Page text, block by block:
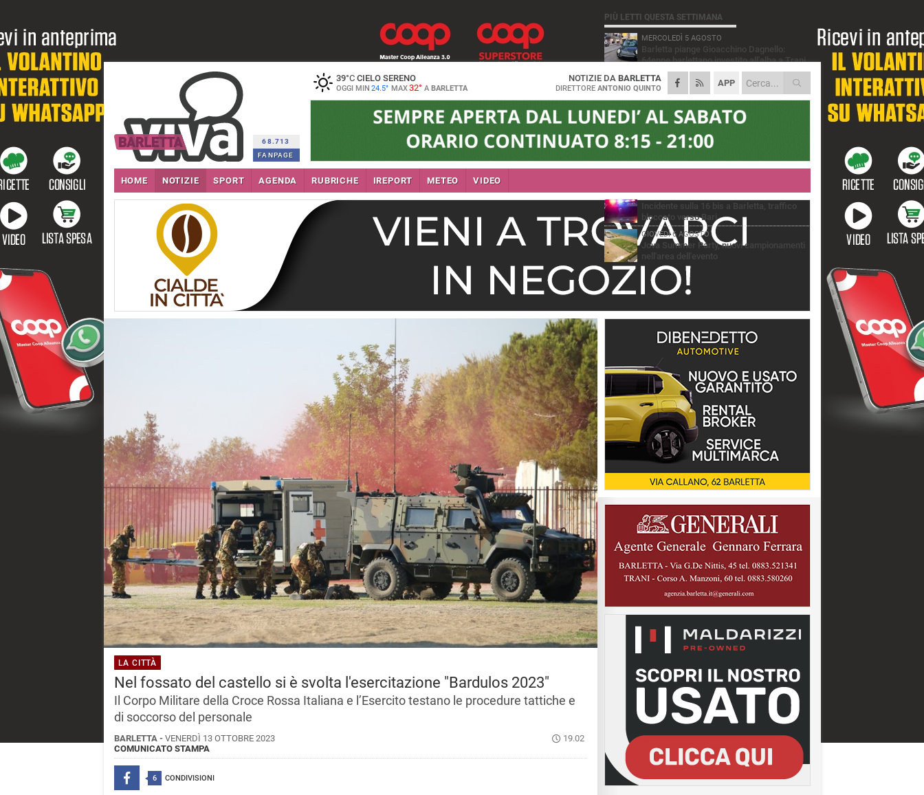
68.713
FANPAGE
39°CCIELO SERENO
OGGI MIN 24.5° MAX32° A BARLETTA
APP
NOTIZIE DA BARLETTA
DIRETTORE ANTONIO QUINTO
HOME NOTIZIE SPORT AGENDA RUBRICHE IREPORT METEO VIDEO
LA CITTÀ
Nel fossato del castello si è svolta l'esercitazione "Bardulos 2023"
Il Corpo Militare della Croce Rossa Italiana e l’Esercito testano le procedure tattiche e
di soccorso del personale
BARLETTA - VENERDÌ 13 OTTOBRE 2023
19.02
COMUNICATO STAMPA
6 CONDIVISIONI
PIÙ LETTI QUESTA SETTIMANA
MERCOLEDÌ 5 AGOSTO
Barletta piange Gioacchino Dagnello:
64enne barlettano investito all'alba a Trani
GIOVEDÌ 6 AGOSTO
Il ricordo di "Cecco", il benzinaio col
sorriso: «Contava i giorni che lo
separavano dalla pensione»
MERCOLEDÌ 5 AGOSTO
sopralluogo nell'area dell'evento
Beni confiscati alla mafia. Nasce il servizio
VENERDÌ 7 AGOSTO
Incidente sulla 16 bis a Barletta, traffico
bloccato verso Bari
GIOVEDÌ 6 AGOSTO
Jova Summer Party, nuovi campionamenti
nell'area dell'evento